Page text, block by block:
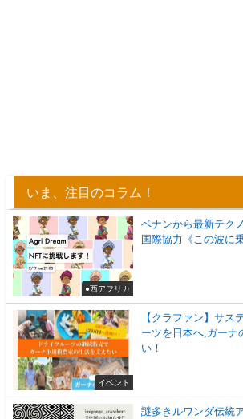
いま、注目のコラム！
●西アフリカ
ベナンから最新テク
国際協力《この波に
イベント
【クラファン】サス
ーツを日本へ,ガーナ
い！
謎多きルワンダ伝統